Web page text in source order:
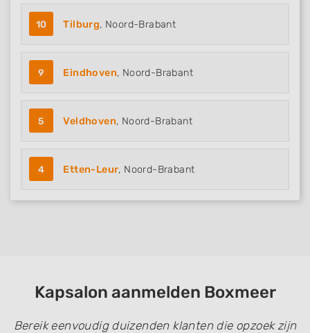
10 Tilburg, Noord-Brabant
9 Eindhoven, Noord-Brabant
5 Veldhoven, Noord-Brabant
4 Etten-Leur, Noord-Brabant
Kapsalon aanmelden Boxmeer
Bereik eenvoudig duizenden klanten die opzoek zijn